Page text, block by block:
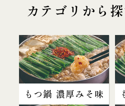
カテゴリから
もつ鍋 濃厚みそ味